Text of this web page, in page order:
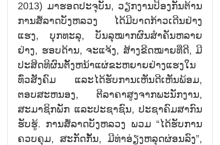
2013) ມາຮອດປະຈຸບັນ, ວຽກງານປ້ອງກັນຕ້ານ
ການສໍ້ລາດບັງຫລວງ ໄດ້ມີບາດກ້າວເດີນຢ່າງ
ແຮງ, ບຸກທະລຸ, ບັນລຸໝາກຜົນສຳຄັນຫລາຍ
ຢ່າງ, ຮອບດ້ານ, ຈະແຈ້ງ, ສ້າງຂີດໝາຍທີ່ດີ, ມີ
ປະສິດທິຜົນຕັ້ງຫນ້າແຜ່ຂະຫຍາຍຢ່າງແຮງໃນ
ທົ່ວສັງຄົມ ແລະໄດ້ຮັບການເຫັນດີເຫັນພ້ອມ,
ຕອບສະຫນອງ, ຕີລາຄາສູງຈາກພະນັກງານ,
ສະມາຊິກພັກ ແລະປະຊາຊົນ, ປະຊາຄົມສາກົນ
ຮັບຮູ້. ການສໍ້ລາດບັງຫລວງ ພວມ “ໄດ້ຮັບການ
ຄວບຄຸມ, ສະກັດກັ້ນ, ມີທ່າອ່ຽງຫລຸດຜ່ອນລົງ”,